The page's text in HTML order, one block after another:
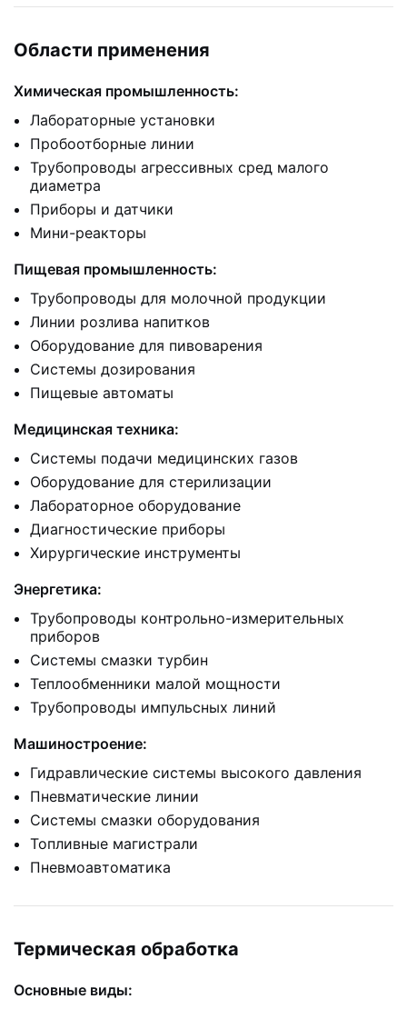
Области применения
Химическая промышленность:
Лабораторные установки
Пробоотборные линии
Трубопроводы агрессивных сред малого
диаметра
Приборы и датчики
Мини-реакторы
Пищевая промышленность:
Трубопроводы для молочной продукции
Линии розлива напитков
Оборудование для пивоварения
Системы дозирования
Пищевые автоматы
Медицинская техника:
Системы подачи медицинских газов
Оборудование для стерилизации
Лабораторное оборудование
Диагностические приборы
Хирургические инструменты
Энергетика:
Трубопроводы контрольно-измерительных
приборов
Системы смазки турбин
Теплообменники малой мощности
Трубопроводы импульсных линий
Машиностроение:
Гидравлические системы высокого давления
Пневматические линии
Системы смазки оборудования
Топливные магистрали
Пневмоавтоматика
Термическая обработка
Основные виды: